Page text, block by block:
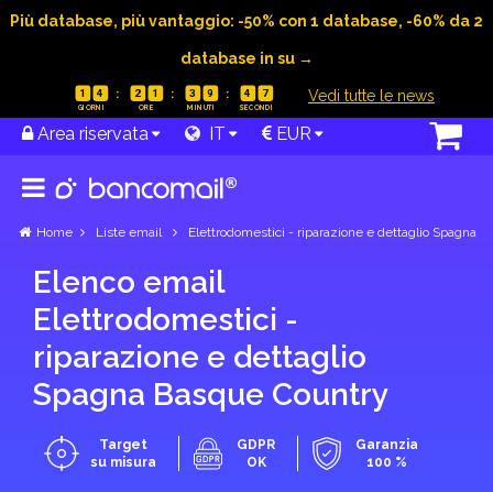
Più database, più vantaggio: -50% con 1 database, -60% da 2
database in su →
1 4 2 1 3 9 4 6 Vedi tutte le news
Area riservata IT EUR
Home Liste email Elettrodomestici - riparazione e dettaglio Spagna
Elenco email
Elettrodomestici -
riparazione e dettaglio
Spagna Basque Country
Target
su misura
GDPR
OK
Garanzia
100 %